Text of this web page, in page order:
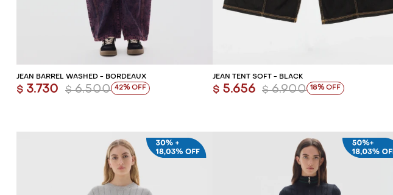
AGREGAR AL CARRITO
JEAN BARREL WASHED - BORDEAUX
$ 3.730 $ 6.500 42
JEAN TENT SOFT - BLACK
$ 5.656 $ 6.900 18